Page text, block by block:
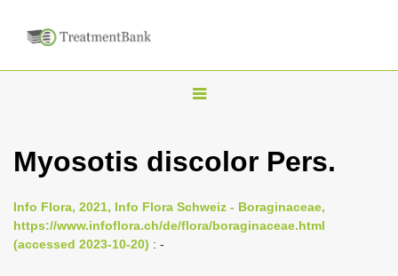
T
g
Myosotis discolor Pers.
Info Flora, 2021, Info Flora Schweiz - Boraginaceae,
https://www.infoflora.ch/de/flora/boraginaceae.html
(accessed 2023-10-20) : -